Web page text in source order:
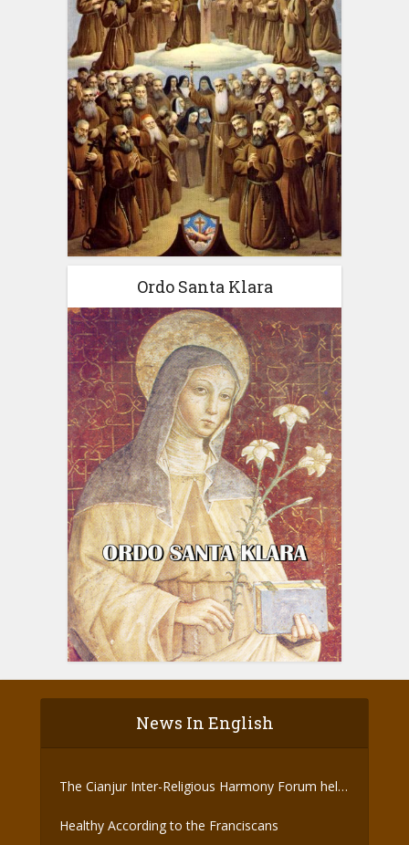
Ordo Santa Klara
News In English
The Cianjur Inter-Religious Harmony Forum held
Healthy According to the Franciscans